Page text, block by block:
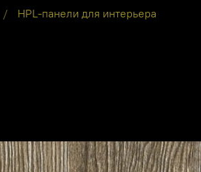
HPL-панели для интерьера